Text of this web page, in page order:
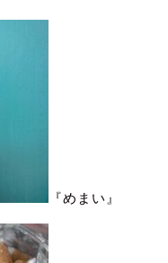
『めまい』